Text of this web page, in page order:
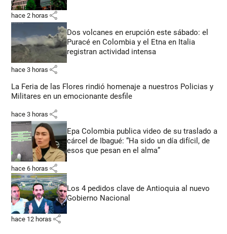
hace 2 horas share
Dos volcanes en erupción este sábado: el
Puracé en Colombia y el Etna en Italia
registran actividad intensa
hace 3 horas share
La Feria de las Flores rindió homenaje a nuestros Policias y
Militares en un emocionante desfile
hace 3 horas share
Epa Colombia publica video de su traslado a
cárcel de Ibagué: “Ha sido un día difícil, de
esos que pesan en el alma”
hace 6 horas share
Los 4 pedidos clave de Antioquia al nuevo
Gobierno Nacional
hace 12 horas share